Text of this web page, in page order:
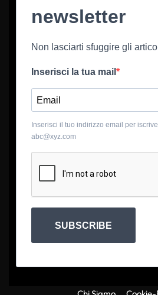
newsletter
Non lasciarti sfuggire gli
Inserisci la tua mail
Inserisci il tuo indirizzo email per
abc@xyz.com
SUBSCRIBE